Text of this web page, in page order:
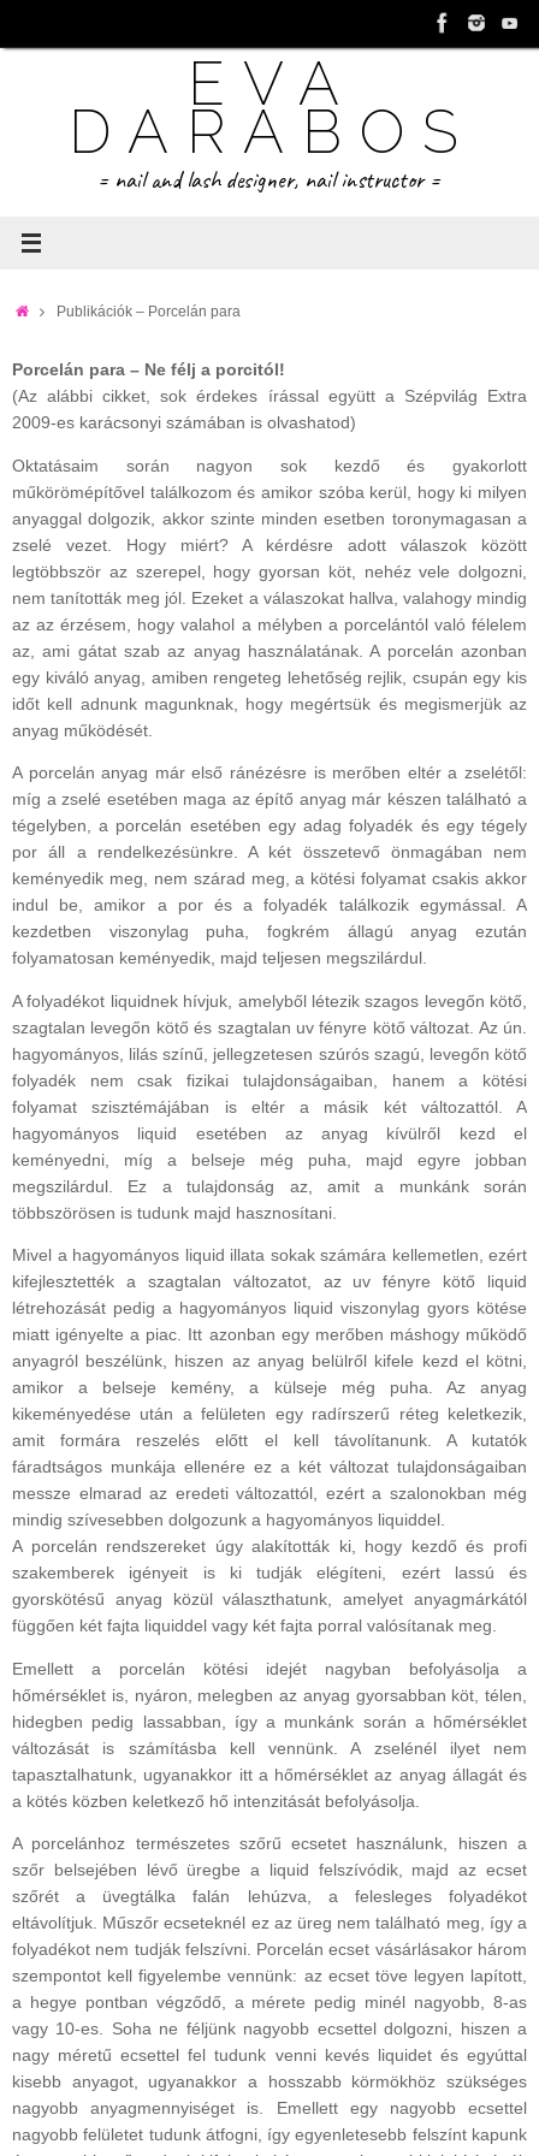
EVA
DARABOS
= nail and lash designer, nail instructor =
HomePublikációk – Porcelán para
Porcelán para – Ne félj a porcitól!
(Az alábbi cikket, sok érdekes írással együtt a Szépvilág Extra
2009-es karácsonyi számában is olvashatod)
Oktatásaim során nagyon sok kezdő és gyakorlott
műkörömépítővel találkozom és amikor szóba kerül, hogy ki milyen
anyaggal dolgozik, akkor szinte minden esetben toronymagasan a
zselé vezet. Hogy miért? A kérdésre adott válaszok között
legtöbbször az szerepel, hogy gyorsan köt, nehéz vele dolgozni,
nem tanították meg jól. Ezeket a válaszokat hallva, valahogy mindig
az az érzésem, hogy valahol a mélyben a porcelántól való félelem
az, ami gátat szab az anyag használatának. A porcelán azonban
egy kiváló anyag, amiben rengeteg lehetőség rejlik, csupán egy kis
időt kell adnunk magunknak, hogy megértsük és megismerjük az
anyag működését.
A porcelán anyag már első ránézésre is merőben eltér a zselétől:
míg a zselé esetében maga az építő anyag már készen található a
tégelyben, a porcelán esetében egy adag folyadék és egy tégely
por áll a rendelkezésünkre. A két összetevő önmagában nem
keményedik meg, nem szárad meg, a kötési folyamat csakis akkor
indul be, amikor a por és a folyadék találkozik egymással. A
kezdetben viszonylag puha, fogkrém állagú anyag ezután
folyamatosan keményedik, majd teljesen megszilárdul.
A folyadékot liquidnek hívjuk, amelyből létezik szagos levegőn kötő,
szagtalan levegőn kötő és szagtalan uv fényre kötő változat. Az ún.
hagyományos, lilás színű, jellegzetesen szúrós szagú, levegőn kötő
folyadék nem csak fizikai tulajdonságaiban, hanem a kötési
folyamat szisztémájában is eltér a másik két változattól. A
hagyományos liquid esetében az anyag kívülről kezd el
keményedni, míg a belseje még puha, majd egyre jobban
megszilárdul. Ez a tulajdonság az, amit a munkánk során
többszörösen is tudunk majd hasznosítani.
Mivel a hagyományos liquid illata sokak számára kellemetlen, ezért
kifejlesztették a szagtalan változatot, az uv fényre kötő liquid
létrehozását pedig a hagyományos liquid viszonylag gyors kötése
miatt igényelte a piac. Itt azonban egy merőben máshogy működő
anyagról beszélünk, hiszen az anyag belülről kifele kezd el kötni,
amikor a belseje kemény, a külseje még puha. Az anyag
kikeményedése után a felületen egy radírszerű réteg keletkezik,
amit formára reszelés előtt el kell távolítanunk. A kutatók
fáradtságos munkája ellenére ez a két változat tulajdonságaiban
messze elmarad az eredeti változattól, ezért a szalonokban még
mindig szívesebben dolgozunk a hagyományos liquiddel.
A porcelán rendszereket úgy alakították ki, hogy kezdő és profi
szakemberek igényeit is ki tudják elégíteni, ezért lassú és
gyorskötésű anyag közül választhatunk, amelyet anyagmárkától
függően két fajta liquiddel vagy két fajta porral valósítanak meg.
Emellett a porcelán kötési idejét nagyban befolyásolja a
hőmérséklet is, nyáron, melegben az anyag gyorsabban köt, télen,
hidegben pedig lassabban, így a munkánk során a hőmérséklet
változását is számításba kell vennünk. A zselénél ilyet nem
tapasztalhatunk, ugyanakkor itt a hőmérséklet az anyag állagát és
a kötés közben keletkező hő intenzitását befolyásolja.
A porcelánhoz természetes szőrű ecsetet használunk, hiszen a
szőr belsejében lévő üregbe a liquid felszívódik, majd az ecset
szőrét a üvegtálka falán lehúzva, a felesleges folyadékot
eltávolítjuk. Műszőr ecseteknél ez az üreg nem található meg, így a
folyadékot nem tudják felszívni. Porcelán ecset vásárlásakor három
szempontot kell figyelembe vennünk: az ecset töve legyen lapított,
a hegye pontban végződő, a mérete pedig minél nagyobb, 8-as
vagy 10-es. Soha ne féljünk nagyobb ecsettel dolgozni, hiszen a
nagy méretű ecsettel fel tudunk venni kevés liquidet és egyúttal
kisebb anyagot, ugyanakkor a hosszabb körmökhöz szükséges
nagyobb anyagmennyiséget is. Emellett egy nagyobb ecsettel
nagyobb felületet tudunk átfogni, így egyenletesebb felszínt kapunk